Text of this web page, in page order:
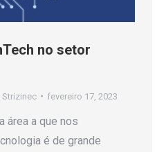
no setor
Strizinec fevereiro 17, 2023
área a que nos
é de grande